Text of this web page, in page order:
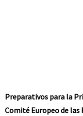
Preparativos para la
Comité Europeo de las